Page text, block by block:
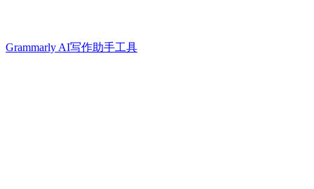
Grammarly AI写作助手工具